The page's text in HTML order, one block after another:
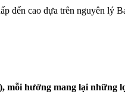
đến cao dựa trên nguyên lý
hướng mang lại những